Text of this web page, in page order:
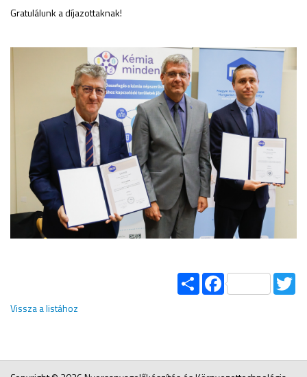
Gratulálunk a díjazottaknak!
ShareFacebook
Vissza a listához